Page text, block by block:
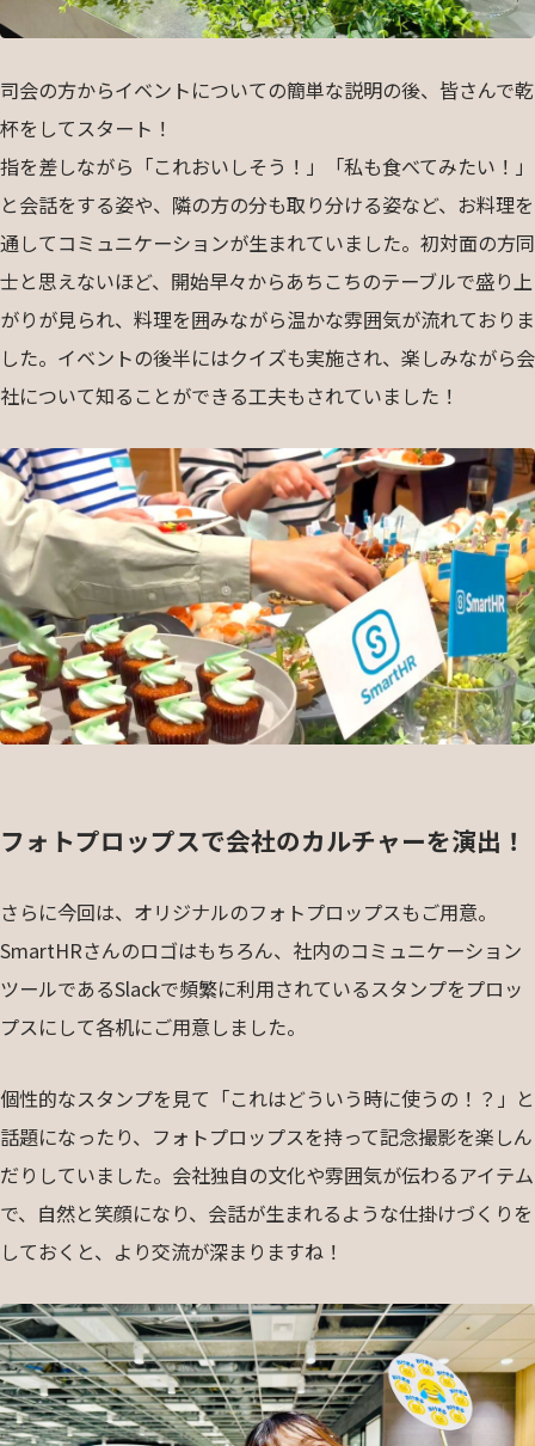
司会の方からイベントについての簡単な説明の後、皆さんで乾
杯をしてスタート！
指を差しながら「これおいしそう！」「私も食べてみたい！」
と会話をする姿や、隣の方の分も取り分ける姿など、お料理を
通してコミュニケーションが生まれていました。初対面の方同
士と思えないほど、開始早々からあちこちのテーブルで盛り上
がりが見られ、料理を囲みながら温かな雰囲気が流れておりま
した。イベントの後半にはクイズも実施され、楽しみながら会
社について知ることができる工夫もされていました！
フォトプロップスで会社のカルチャーを演出！
さらに今回は、オリジナルのフォトプロップスもご用意。
SmartHRさんのロゴはもちろん、社内のコミュニケーション
ツールであるSlackで頻繁に利用されているスタンプをプロッ
プスにして各机にご用意しました。
個性的なスタンプを見て「これはどういう時に使うの！？」と
話題になったり、フォトプロップスを持って記念撮影を楽しん
だりしていました。会社独自の文化や雰囲気が伝わるアイテム
で、自然と笑顔になり、会話が生まれるような仕掛けづくりを
しておくと、より交流が深まりますね！